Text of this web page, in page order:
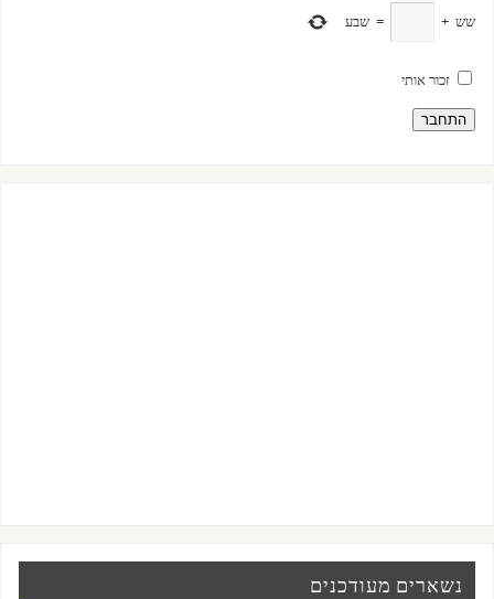
שש +
= שבע
זכור אותי
התחבר
נשארים מעודכנים